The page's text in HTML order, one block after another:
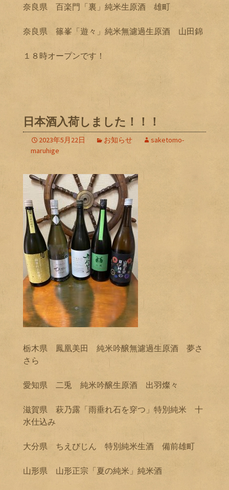
奈良県 百楽門「裏」純米生原酒 雄町
奈良県 篠峯「遊々」純米無濾過生原酒 山田錦
１８時オープンです！
日本酒入荷しました！！！
2023年5月22日 お知らせ
saketomo-
maruhige
栃木県 鳳凰美田 純米吟醸無濾過生原酒 夢さ
さら
愛知県 二兎 純米吟醸生原酒 出羽燦々
滋賀県 萩乃露「雨垂れ石を穿つ」特別純米 十
水仕込み
大分県 ちえびじん 特別純米生酒 備前雄町
山形県 山形正宗「夏の純米」純米酒